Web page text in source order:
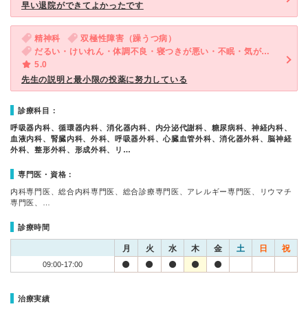
早い退院ができてよかったです
精神科
双極性障害（躁うつ病）
だるい・けいれん・体調不良・寝つきが悪い・不眠・気が滅入る・不安・気分が異常に高揚している・物忘れがひどい
5.0
先生の説明と最小限の投薬に努力している
診療科目：
呼吸器内科、循環器内科、消化器内科、内分泌代謝科、糖尿病科、神経内科、
血液内科、腎臓内科、外科、呼吸器外科、心臓血管外科、消化器外科、脳神経
外科、整形外科、形成外科、リ…
専門医・資格：
内科専門医、総合内科専門医、総合診療専門医、アレルギー専門医、リウマチ
専門医、…
診療時間
月 火 水 木 金 土 日 祝
09:00-17:00
治療実績